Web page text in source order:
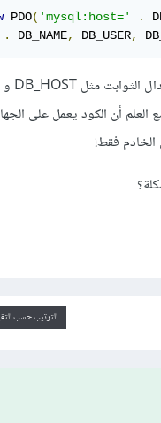
PDO('mysql:host=' .
. DB_NAME, DB_USER,
العلم أن الكود يعمل على
فقط!
الترتيب حسب